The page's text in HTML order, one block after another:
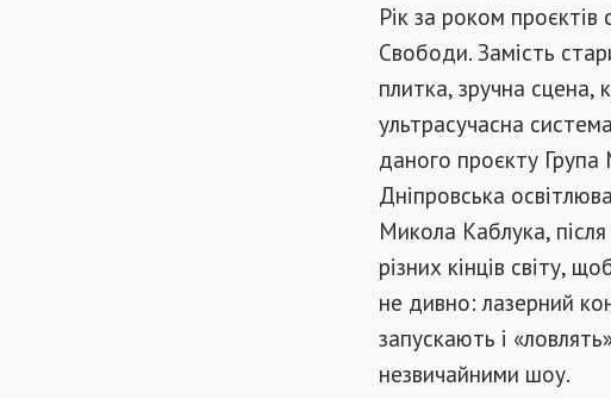
Рік за роком
Свободи. Замість
плитка, зручна сцена,
ультрасучасна
даного проєкту Група
Дніпровська
Микола Каблука,
різних кінців світу,
не дивно: лазерний
запускають і
незвичайними шоу.